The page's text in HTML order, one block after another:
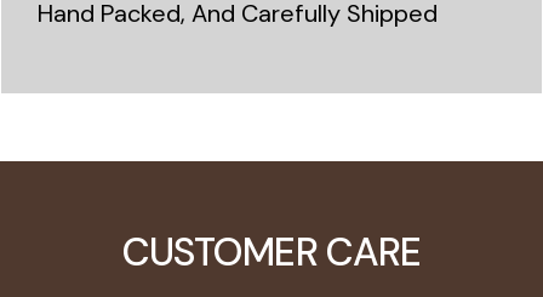
Hand Packed, And Carefully Shipped
CUSTOMER CARE